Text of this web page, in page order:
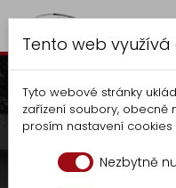
Tento web využívá
Tyto webové stránky
zařízení soubory, obecně
prosím nastavení
Nezbytně